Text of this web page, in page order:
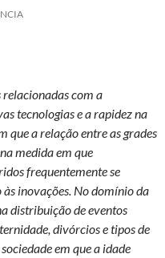
relacionadas com a
tecnologias e a rapidez na
que a relação entre as grades
medida em que
frequentemente se
inovações. No domínio da
distribuição de eventos
divórcios e tipos de
em que a idade